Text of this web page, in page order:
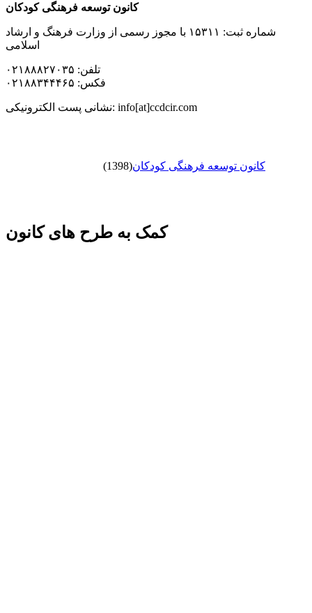
کانون توسعه فرهنگی کودکان
شماره ثبت: ۱۵۳۱۱ با مجوز رسمی از وزارت فرهنگ و ارشاد
اسلامی
تلفن: ۰۲۱۸۸۸۲۷۰۳۵
فکس: ۰۲۱۸۸۳۴۴۴۶۵
نشانی پست الکترونیکی: info[at]ccdcir.com
کانون توسعه فرهنگی کودکان(1398)
کمک به طرح های کانون